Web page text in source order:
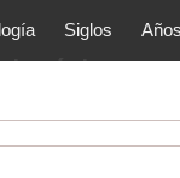
Siglos Años